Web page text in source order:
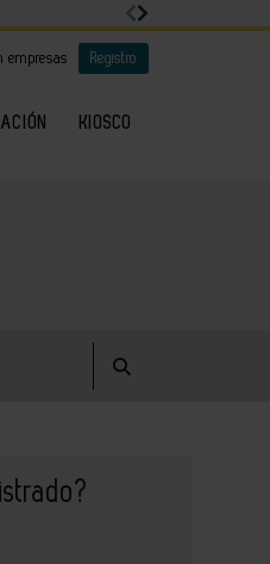
empresas Registro
KIOSCO